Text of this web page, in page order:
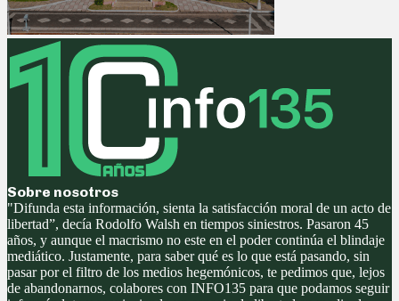
Sobre nosotros
"Difunda esta información, sienta la satisfacción moral de un acto de
libertad”, decía Rodolfo Walsh en tiempos siniestros. Pasaron 45
años, y aunque el macrismo no este en el poder continúa el blindaje
mediático. Justamente, para saber qué es lo que está pasando, sin
pasar por el filtro de los medios hegemónicos, te pedimos que, lejos
de abandonarnos, colabores con INFO135 para que podamos seguir